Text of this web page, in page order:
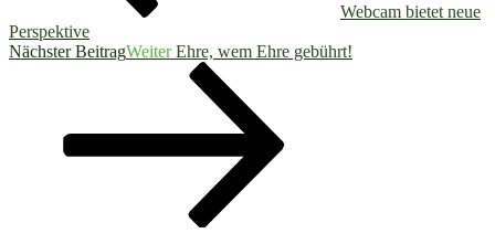
Webcam bietet neue
Perspektive
Nächster BeitragWeiter Ehre, wem Ehre gebührt!